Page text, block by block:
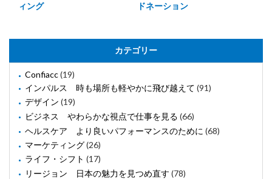
ドネーション
ィング
カテゴリー
Confiacc(19)
インパルス 時も場所も軽やかに飛び越えて (91)
デザイン (19)
ビジネス やわらかな視点で仕事を見る (66)
ヘルスケア より良いパフォーマンスのために (68)
マーケティング(26)
ライフ・シフト (17)
リージョン 日本の魅力を見つめ直す (78)